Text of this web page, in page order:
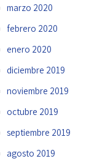
marzo 2020
febrero 2020
enero 2020
diciembre 2019
noviembre 2019
octubre 2019
septiembre 2019
agosto 2019